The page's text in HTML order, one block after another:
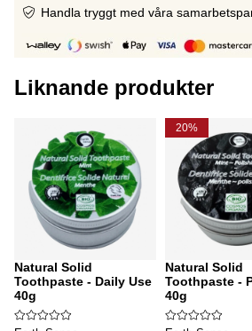
Handla tryggt med våra
Liknande produkter
Natural Solid
Toothpaste - Daily Use
40g
20%
Natural Solid
Toothpaste -
40g